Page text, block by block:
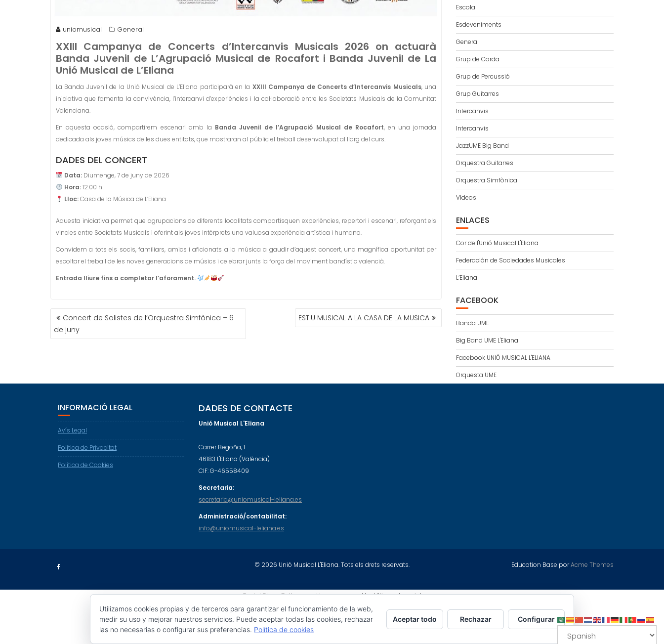
uniomusical General
XXIII Campanya de Concerts d’Intercanvis Musicals 2026 on actuarà
Banda Juvenil de L’Agrupació Musical de Rocafort i Banda Juvenil de La
Unió Musical de L’Eliana
La Banda Juvenil de la Unió Musical de L’Eliana participarà en la XXIII Campanya de Concerts d’Intercanvis Musicals, una
iniciativa que fomenta la convivència, l’intercanvi d’experiències i la col·laboració entre les Societats Musicals de la Comunitat
Valenciana.
En aquesta ocasió, compartirem escenari amb la Banda Juvenil de l’Agrupació Musical de Rocafort, en una jornada
dedicada als joves músics de les dues entitats, que mostraran al públic el treball desenvolupat al llarg del curs.
DADES DEL CONCERT
Data:Diumenge, 7 de juny de 2026
Hora:12.00 h
Lloc:Casa de la Música de L’Eliana
Aquesta iniciativa permet que agrupacions de diferents localitats compartisquen experiències, repertori i escenari, reforçant els
vincles entre Societats Musicals i oferint als joves intèrprets una valuosa experiència artística i humana.
Convidem a tots els socis, familiars, amics i aficionats a la música a gaudir d’aquest concert, una magnífica oportunitat per
escoltar el treball de les noves generacions de músics i celebrar junts la força del moviment bandístic valencià.
Entrada lliure fins a completar l’aforament.
NAVEGACIÓN
DE
ENTRADAS
Concert de Solistes de l’Orquestra Simfònica – 6
de juny
ESTIU MUSICAL A LA CASA DE LA MUSICA
Escola
Esdeveniments
General
Grup de Corda
Grup de Percussió
Grup Guitarres
Intercanvis
Intercanvis
JazzUME Big Band
Orquestra Guitarres
Orquestra Simfònica
Vídeos
ENLACES
Cor de l'Unió Musical L'Eliana
Federación de Sociedades Musicales
L’Eliana
FACEBOOK
Banda UME
Big Band UME L'Eliana
Facebook UNIÓ MUSICAL L'ELIANA
Orquesta UME
INFORMACIÓ LEGAL
Avís Legal
Política de Privacitat
Política de Cookies
DADES DE CONTACTE
Unió Musical L'Eliana
Carrer Begoña, 1
46183 L'Eliana (València)
CIF: G-46558409
Secretaria:
secretaria@uniomusical-leliana.es
Administració/contabilitat:
info@uniomusical-leliana.es
© 2026 Unió Musical L'Eliana. Tots els drets reservats. Education Base porAcme Themes
Social Share Buttons and Iconspowered by Ultimatelysocial
Utilizamos cookies propias y de terceros para garantizar el funcionamiento de la web,
medir su uso y mejorar nuestros servicios. Puede aceptar todas las cookies, rechazar
las no necesarias o configurar sus preferencias. Política de cookies
Aceptar todo Rechazar Configurar